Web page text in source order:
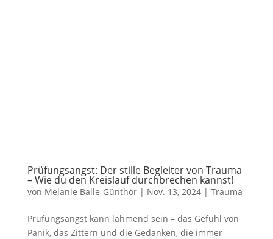
Prüfungsangst: Der stille Begleiter von Trauma
– Wie du den Kreislauf durchbrechen kannst!
von Melanie Balle-Günthör| Nov. 13, 2024| Trauma
Prüfungsangst kann lähmend sein – das Gefühl von
Panik, das Zittern und die Gedanken, die immer